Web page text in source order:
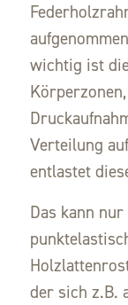
wichtig ist
Verteilung
entlastet
Das kann
der sich z.B.